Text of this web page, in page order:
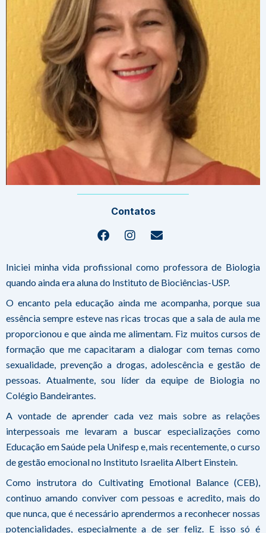
Contatos
Facebook
InstagramEnvelope
Iniciei minha vida profissional como professora de Biologia
quando ainda era aluna do Instituto de Biociências-USP.
O encanto pela educação ainda me acompanha, porque sua
essência sempre esteve nas ricas trocas que a sala de aula me
proporcionou e que ainda me alimentam. Fiz muitos cursos de
formação que me capacitaram a dialogar com temas como
sexualidade, prevenção a drogas, adolescência e gestão de
pessoas. Atualmente, sou líder da equipe de Biologia no
Colégio Bandeirantes.
A vontade de aprender cada vez mais sobre as relações
interpessoais me levaram a buscar especializações como
Educação em Saúde pela Unifesp e, mais recentemente, o curso
de gestão emocional no Instituto Israelita Albert Einstein.
Como instrutora do Cultivating Emotional Balance (CEB),
continuo amando conviver com pessoas e acredito, mais do
que nunca, que é necessário aprendermos a reconhecer nossas
potencialidades, especialmente a de ser feliz. E isso só é